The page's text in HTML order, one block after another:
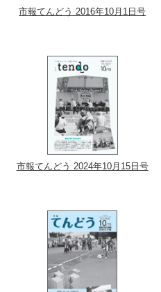
市報てんどう 2016年10月1日号
市報てんどう 2024年10月15日号